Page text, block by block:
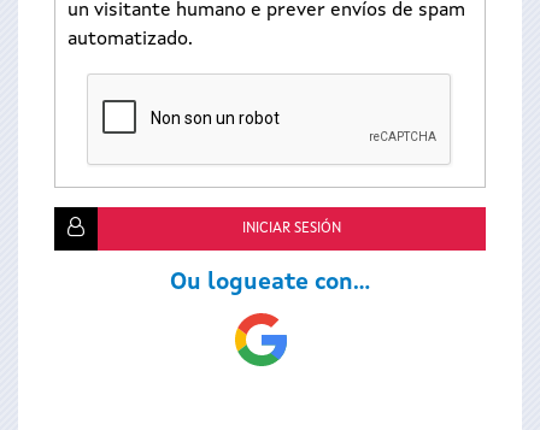
un visitante humano e prever envíos de spam
automatizado.
Ou logueate con...
Login
with